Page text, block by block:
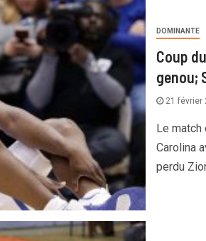
DOMINANTE
Coup
genou;
21 février
Le match
Carolina
perdu